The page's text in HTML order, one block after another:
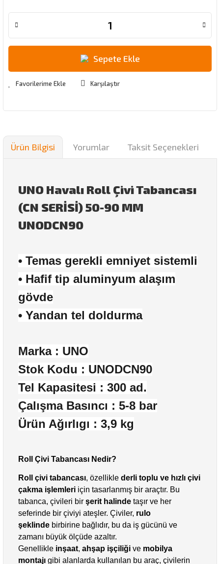
Sepete Ekle
Karşılaştır
Ürün Bilgisi Yorumlar Taksit Seçenekleri
UNO Havalı Roll Çivi Tabancası
(CN SERİSİ) 50-90 MM
UNODCN90
• Temas gerekli emniyet sistemli
• Hafif tip aluminyum alaşım
gövde
• Yandan tel doldurma
Marka : UNO
Stok Kodu : UNODCN90
Tel Kapasitesi : 300 ad.
Çalışma Basıncı : 5-8 bar
Ürün Ağırlıgı : 3,9 kg
Roll Çivi Tabancası Nedir?
Roll çivi tabancası, özellikle derli toplu ve hızlı çivi
çakma işlemleri için tasarlanmış bir araçtır. Bu
tabanca, çivileri bir şerit halinde taşır ve her
seferinde bir çiviyi ateşler. Çiviler, rulo
şeklinde birbirine bağlıdır, bu da iş gücünü ve
zamanı büyük ölçüde azaltır.
Genellikle inşaat, ahşap işçiliği ve mobilya
montajı gibi alanlarda kullanılan bu araç, çivilerin